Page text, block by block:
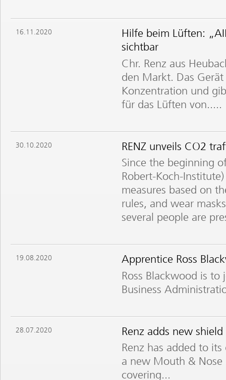
16.11.2020
Hilfe beim Lüften:
sichtbar
Chr. Renz aus
den Markt. Das
Konzentration und
für das Lüften von.....
30.10.2020
RENZ unveils CO2
Since the beginning
Robert-Koch-
measures based on
rules, and wear
several people are
19.08.2020
Apprentice Ross
Ross Blackwood is to
Business
28.07.2020
Renz adds new
Renz has added to
a new Mouth & Nose
covering...